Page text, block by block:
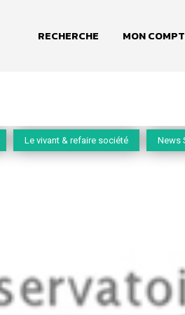
RECHERCHE MON
Le vivant & refaire société News